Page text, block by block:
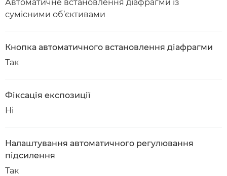
Автоматичне встановлення діафрагми із
сумісними об’єктивами
Кнопка автоматичного встановлення діафрагми
Так
Фіксація експозиції
Ні
Налаштування автоматичного регулювання
підсилення
Так